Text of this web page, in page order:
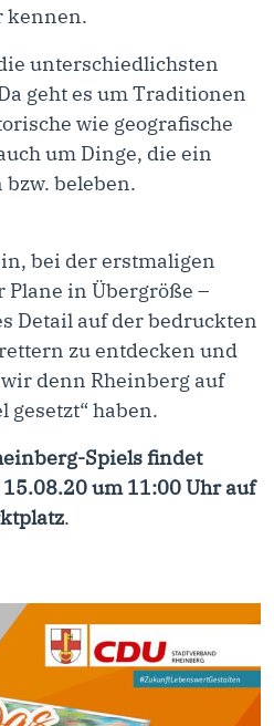
kennen.
unterschiedlichsten
geht es um Traditionen
wie geografische
um Dinge, die ein
beleben.
bei der erstmaligen
Plane in Übergröße –
Detail auf der bedruckten
zu entdecken und
denn Rheinberg auf
gesetzt“ haben.
Spiels findet
um 11:00 Uhr auf
.